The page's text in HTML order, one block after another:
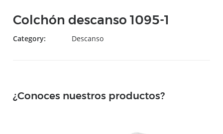
Colchón descanso 1095-1
Category: Descanso
¿Conoces nuestros productos?